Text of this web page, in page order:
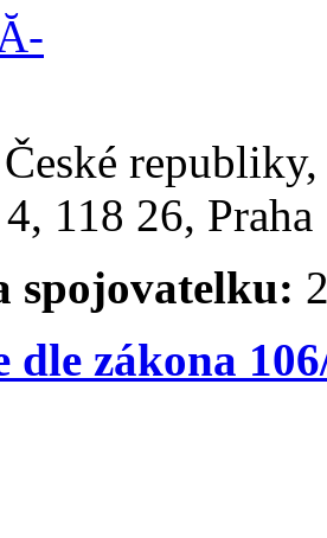
118 26,
spojovatelku:
dle zákona